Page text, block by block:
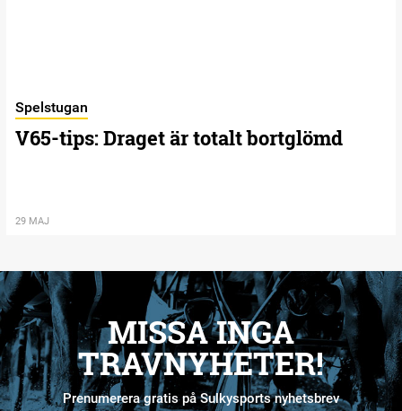
Spelstugan
V65-tips: Draget är totalt bortglömd
29 MAJ
MISSA INGA
TRAVNYHETER!
Prenumerera gratis på Sulkysports nyhetsbrev